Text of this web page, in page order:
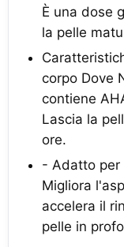
È una dose
la pelle
corpo Dove
contiene
Lascia la
ore.
- Adatto per
Migliora
accelera il
pelle in